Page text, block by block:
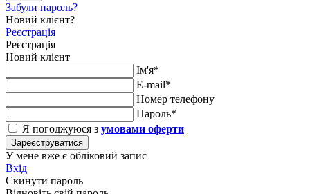
Забули пароль?
Новий клієнт?
Реєстрація
Реєстрація
Новий клієнт
Ім'я*
E-mail*
Номер телефону
Пароль*
Я погоджуюся з умовами оферти
Зареєструватися
У мене вже є обліковий запис
Вхід
Скинути пароль